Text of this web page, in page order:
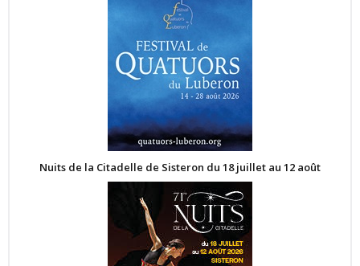
Nuits de la Citadelle de Sisteron du 18 juillet au 12 août